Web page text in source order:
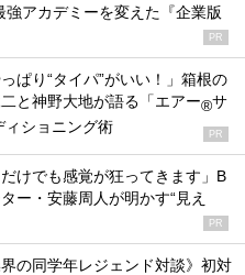
アカデミーを変えた『企業版
PR
ぱり“タイパ”がいい！」箱根の
と神野大地が語る「エアー®サ
ィショニング術 PR
だけでも感覚が狂ってきます」B
ー・安藤周人が明かす“見え
PR
界の同学年レジェンド対談》初対